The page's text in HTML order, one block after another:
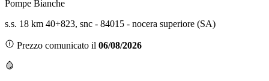
Pompe Bianche
s.s. 18 km 40+823, snc - 84015 - nocera superiore (SA)
Prezzo comunicato il 06/08/2026